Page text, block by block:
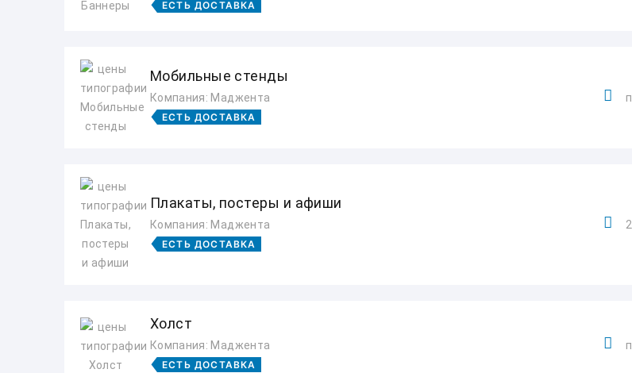
ЕСТЬ ДОСТАВКА
Мобильные стенды
Компания: Маджента
ЕСТЬ ДОСТАВКА
Плакаты, постеры и афиши
Компания: Маджента
ЕСТЬ ДОСТАВКА
Холст
Компания: Маджента
ЕСТЬ ДОСТАВКА